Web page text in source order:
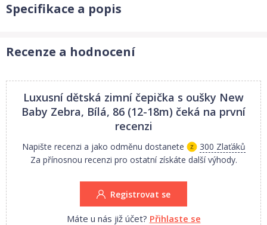
Specifikace a popis
Recenze a hodnocení
Luxusní dětská zimní čepička s oušky New
Baby Zebra, Bílá, 86 (12-18m) čeká na první
recenzi
Napište recenzi a jako odměnu dostanete
300 Zlaťáků
Za přínosnou recenzi pro ostatní získáte další výhody.
Registrovat se
Máte u nás již účet? Přihlaste se